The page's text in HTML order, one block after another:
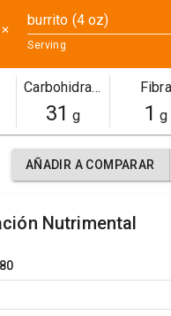
✕
burrito (4 oz)
Serving
Carbohidratos
31 g
Fibra
1 g
AÑADIR A COMPARAR
Nutrimental